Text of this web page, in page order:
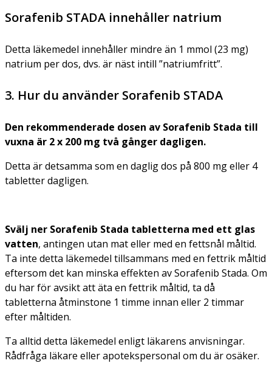
Sorafenib STADA innehåller natrium
Detta läkemedel innehåller mindre än 1 mmol (23 mg)
natrium per dos, dvs. är näst intill ”natriumfritt”.
3. Hur du använder Sorafenib STADA
Den rekommenderade dosen av Sorafenib Stada till
vuxna är 2 x 200 mg två gånger dagligen.
Detta är detsamma som en daglig dos på 800 mg eller 4
tabletter dagligen.
Svälj ner Sorafenib Stada tabletterna med ett glas
vatten, antingen utan mat eller med en fettsnål måltid.
Ta inte detta läkemedel tillsammans med en fettrik måltid
eftersom det kan minska effekten av Sorafenib Stada. Om
du har för avsikt att äta en fettrik måltid, ta då
tabletterna åtminstone 1 timme innan eller 2 timmar
efter måltiden.
Ta alltid detta läkemedel enligt läkarens anvisningar.
Rådfråga läkare eller apotekspersonal om du är osäker.